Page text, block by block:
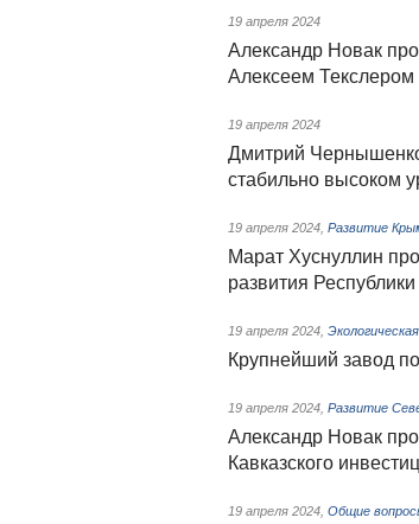
19 апреля 2024
Александр Новак
Алексеем Текслером
19 апреля 2024
Дмитрий
стабильно высоком
19 апреля 2024 Развитие
Марат Хуснуллин
развития
19 апреля 2024
Крупнейший завод
19 апреля 2024 Развитие
Александр Новак
Кавказского
19 апреля 2024 Общие